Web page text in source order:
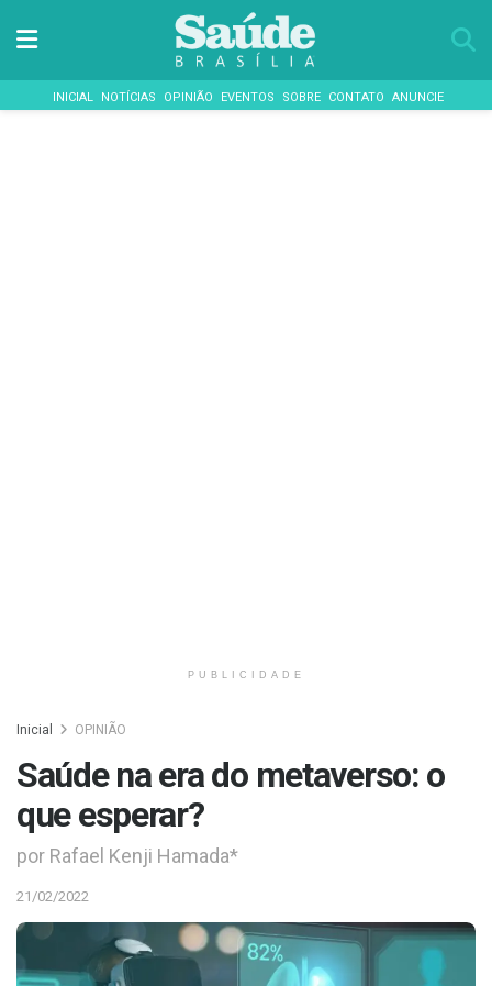
INICIAL NOTÍCIAS OPINIÃO EVENTOS SOBRE CONTATO ANUNCIE
PUBLICIDADE
Inicial OPINIÃO
Saúde na era do metaverso: o
que esperar?
por Rafael Kenji Hamada*
21/02/2022